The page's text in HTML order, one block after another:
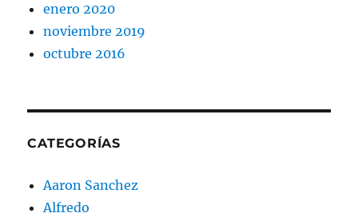
enero 2020
noviembre 2019
octubre 2016
CATEGORÍAS
Aaron Sanchez
Alfredo